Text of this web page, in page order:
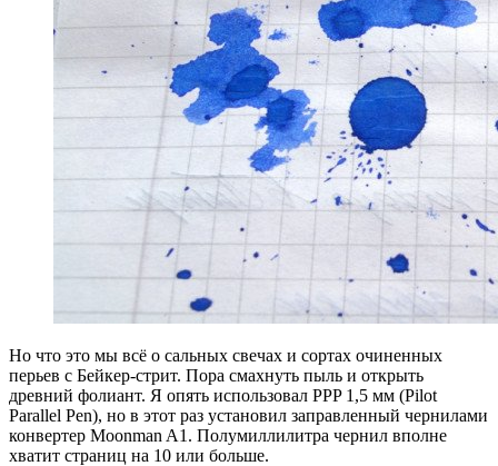
Но что это мы всё о сальных свечах и сортах очиненных
перьев с Бейкер-стрит. Пора смахнуть пыль и открыть
древний фолиант. Я опять использовал PPP 1,5 мм (Pilot
Parallel Pen), но в этот раз установил заправленный чернилами
конвертер Moonman A1. Полумиллилитра чернил вполне
хватит страниц на 10 или больше.